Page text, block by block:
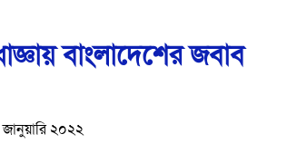
বাংলাদেশের জবাব
২০২২